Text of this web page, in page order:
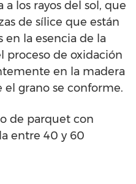
los rayos del sol, que
de sílice que están
la esencia de la
proceso de oxidación
en la madera
grano se conforme.
de parquet con
entre 40 y 60